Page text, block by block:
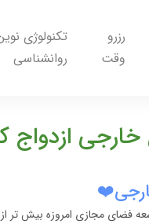
رزرو
وقت
تکنولوژی
روانشناسی
ازدواج
فضای مجازی امروزه بیش تر